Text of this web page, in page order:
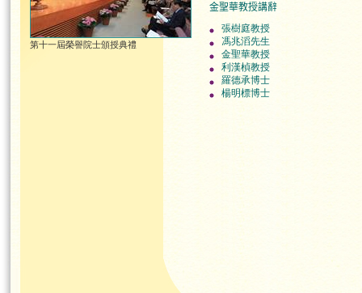
第十一屆榮譽院士頒授典禮
金聖華教授講辭
張樹庭教授
馮兆滔先生
金聖華教授
利漢楨教授
羅德承博士
楊明標博士